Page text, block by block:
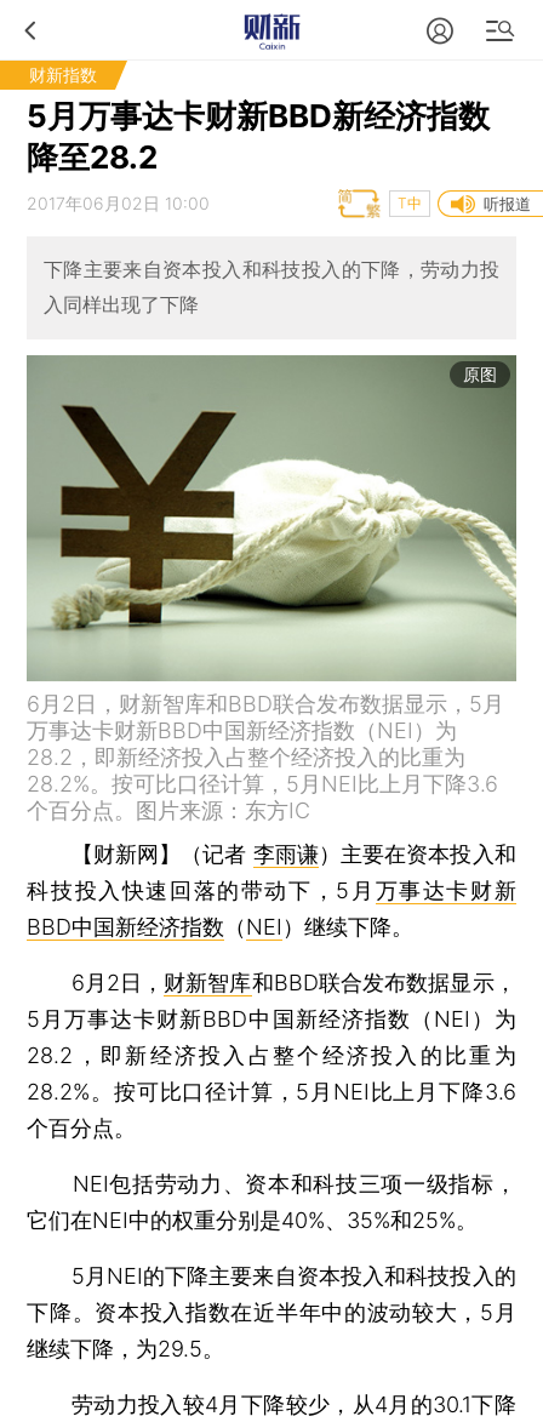
财新指数
5月万事达卡财新BBD新经济指数
降至28.2
2017年06月02日 10:00 听报道
T中
下降主要来自资本投入和科技投入的下降，劳动力投
入同样出现了下降
原图
6月2日，财新智库和BBD联合发布数据显示，5月
万事达卡财新BBD中国新经济指数（NEI）为
28.2，即新经济投入占整个经济投入的比重为
28.2%。按可比口径计算，5月NEI比上月下降3.6
个百分点。图片来源：东方IC
【财新网】（记者 李雨谦） 主要在资本投入和
科技投入快速回落的带动下，5月 万事达卡财新
BBD中国新经济指数 （NEI ）继续下降。
6月2日， 财新智库和BBD联合发布数据显示，
5月万事达卡财新BBD中国新经济指数（NEI）为
28.2，即新经济投入占整个经济投入的比重为
28.2%。按可比口径计算，5月NEI比上月下降3.6
个百分点。
NEI包括劳动力、资本和科技三项一级指标，
它们在NEI中的权重分别是40%、35%和25%。
5月NEI的下降主要来自资本投入和科技投入的
下降。资本投入指数在近半年中的波动较大，5月
继续下降，为29.5。
劳动力投入较4月下降较少，从4月的30.1下降